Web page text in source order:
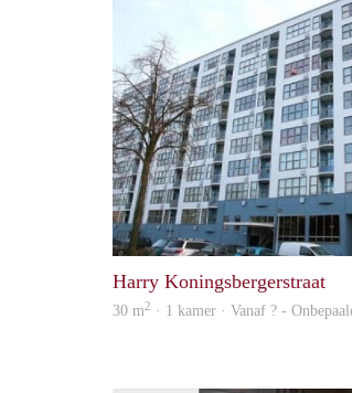
Harry Koningsbergerstraat
30 m2 · 1 kamer · Vanaf ? -